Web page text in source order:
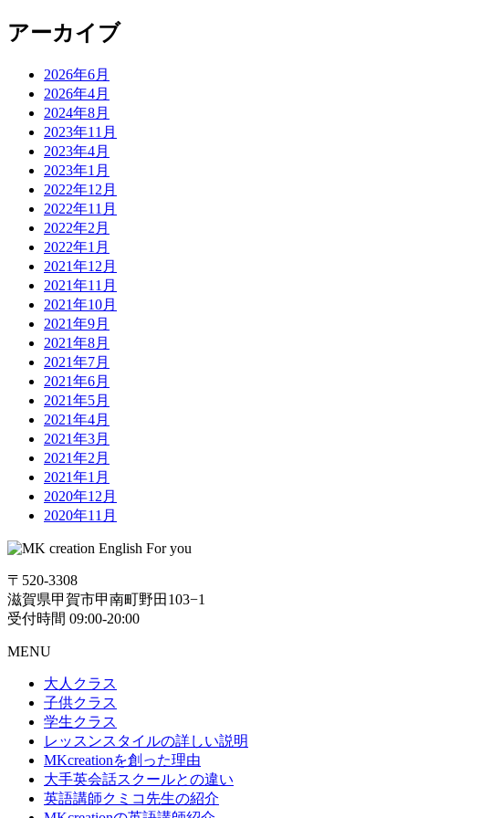
アーカイブ
2026年6月
2026年4月
2024年8月
2023年11月
2023年4月
2023年1月
2022年12月
2022年11月
2022年2月
2022年1月
2021年12月
2021年11月
2021年10月
2021年9月
2021年8月
2021年7月
2021年6月
2021年5月
2021年4月
2021年3月
2021年2月
2021年1月
2020年12月
2020年11月
〒520-3308
滋賀県甲賀市甲南町野田103−1
受付時間 09:00-20:00
MENU
大人クラス
子供クラス
学生クラス
レッスンスタイルの詳しい説明
MKcreationを創った理由
大手英会話スクールとの違い
英語講師クミコ先生の紹介